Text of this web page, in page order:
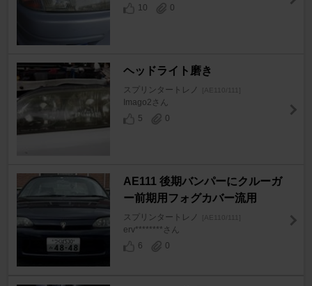
10 0
ヘッドライト磨き
スプリンタートレノ [AE110/111]
Imago2さん
5
0
AE111 後期バンパーにクルーガ
ー前期用フォグカバー流用
スプリンタートレノ [AE110/111]
erv********さん
6
0